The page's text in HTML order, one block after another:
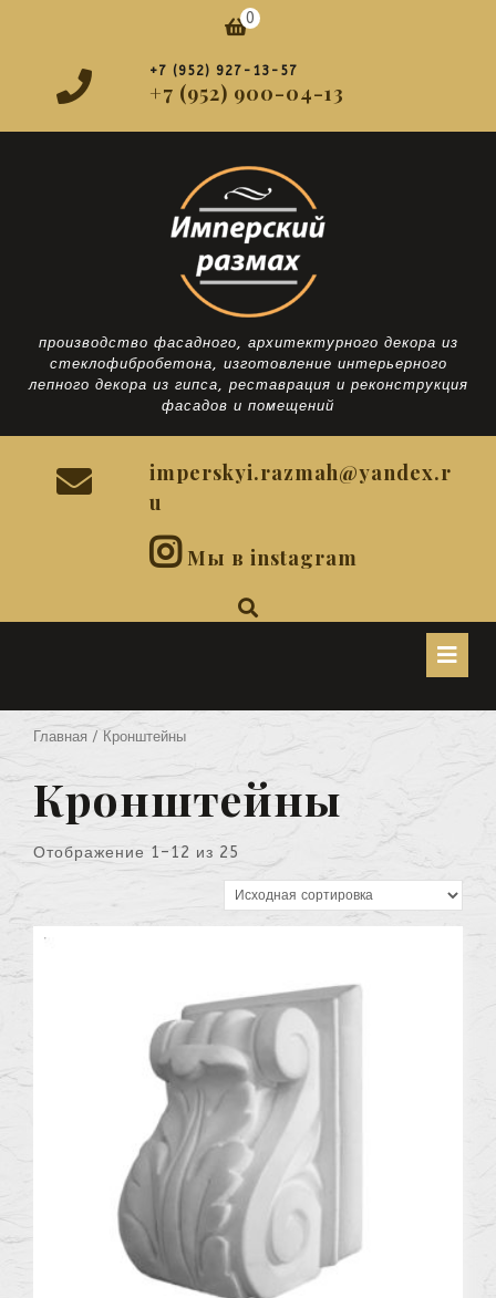
Корзина
0
+7 (952) 927-13-57
+7 (952) 900-04-13
производство фасадного, архитектурного декора из
стеклофибробетона, изготовление интерьерного
лепного декора из гипса, реставрация и реконструкция
фасадов и помещений
imperskyi.razmah@yandex.r
u
Мы в instagram
Главная / Кронштейны
Кронштейны
Отображение 1–12 из 25